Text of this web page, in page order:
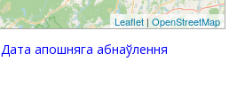
Leaflet|OpenStreetMap
Дата апошняга абнаўлення